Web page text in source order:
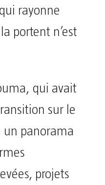
rayonne
portent n’est
qui avait
sur le
un panorama
projets